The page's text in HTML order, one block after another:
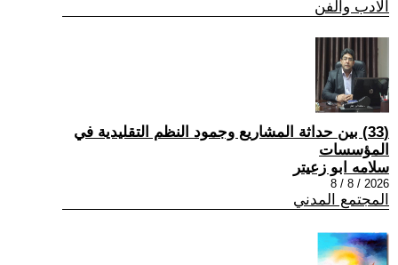
الادب والفن
(33) بين حداثة المشاريع وجمود النظم التقليدية في
المؤسسات
سلامه ابو زعيتر
2026 / 8 / 8
المجتمع المدني